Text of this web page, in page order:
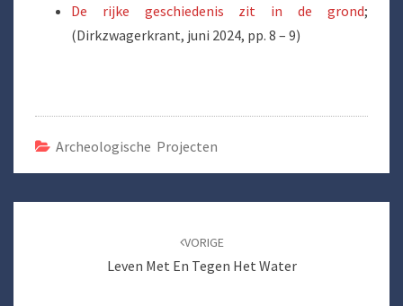
De rijke geschiedenis zit in de grond;
(Dirkzwagerkrant, juni 2024, pp. 8 – 9)
Archeologische Projecten
VORIGE
Leven Met En Tegen Het Water